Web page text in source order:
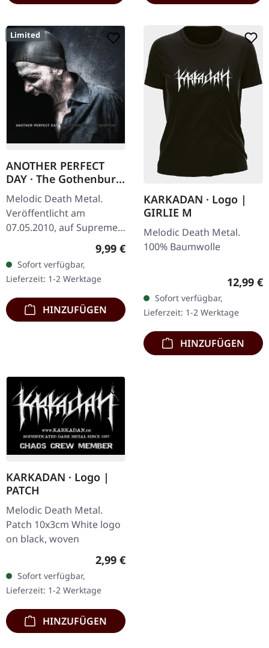
Limited
ANOTHER PERFECT
DAY · The Gothenburg
Post Scriptum |
DIGIPAK CD
Melodic Death Metal.
Veröffentlicht am
07.05.2010, auf Supreme
Chaos Records. Limitierte
Auflage als CD im DigiPak
mit 16-seitigem Booklet.
Mit Dan…
Regulärer Preis:
9,99 €
Sofort verfügbar,
Lieferzeit: 1-2 Werktage
HINZUFÜGEN
KARKADAN · Logo |
GIRLIE M
Melodic Death Metal.
100% Baumwolle
12,99 €
Sofort verfügbar,
Lieferzeit: 1-2 Werktage
HINZUFÜGEN
KARKADAN · Logo |
PATCH
Melodic Death Metal.
Patch 10x3cm White logo
on black, woven
Regulärer Preis:
2,99 €
Sofort verfügbar,
Lieferzeit: 1-2 Werktage
HINZUFÜGEN